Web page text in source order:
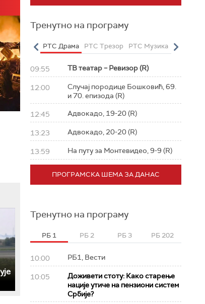
Тренутно на програму
РТС Драма РТС Трезор РТС Музика РТС
09:55 ТВ театар – Ревизор (R)
12:00
Случај породице Бошковић, 69.
и 70. епизода (R)
12:45 Адвокадо, 19-20 (R)
13:23 Адвокадо, 20-20 (R)
13:59 На путу за Монтевидео, 9-9 (R)
ПРОГРАМСКА ШЕМА ЗА ДАНАС
Тренутно на програму
РБ 1 РБ 2 РБ 3 РБ 202
10:00 РБ1, Вести
10:05
Доживети стоту: Како старење
нације утиче на пензиони систем
Србије?